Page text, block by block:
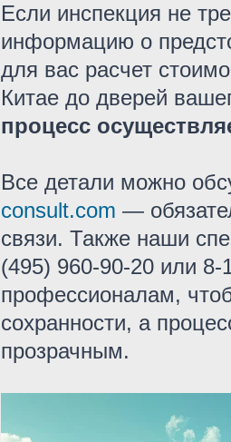
Если инспекция не
информацию о
для вас расчет
Китае до дверей
процесс
Все детали можно
consult.com —
связи. Также наши
(495) 960-90-20 или 8-
профессионалам,
сохранности, а
прозрачным.